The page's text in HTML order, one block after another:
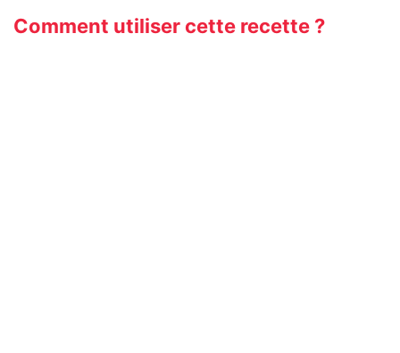
Comment utiliser cette recette ?